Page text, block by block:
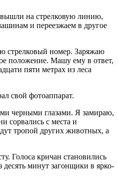
вышли на стрелковую линию,
и переезжаем в другое
стрелковый номер. Заряжаю
положение. Машу ему в ответ,
пяти метрах из леса
свой фотоаппарат.
черными глазами. Я замираю,
сорвались с места и
тропой других животных, а
Голоса кричан становились
десять минут загонщики в ярко-